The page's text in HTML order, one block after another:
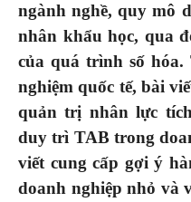
ngành nghề, quy mô
nhân khẩu học, qua
của quá trình số
nghiệm quốc tế, bài
quản trị nhân lực
duy trì TAB trong
viết cung cấp gợi ý
doanh nghiệp nhỏ và